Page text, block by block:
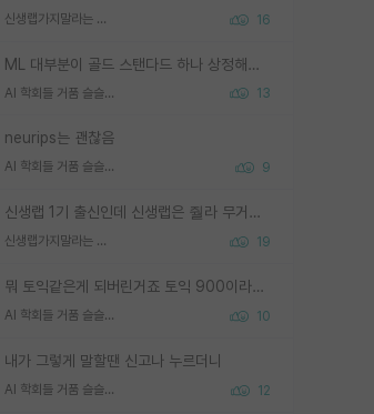
신생랩가지말라는 이유가 있었구나 16
ML 대부분이 골드 스탠다드 하나 상정해놓고 (벤치마크 데이터셋이 여러 개면 여러 개 상정) 그거 얼마나 잘 맞추나 싸움임 가끔 번뜩이는 설계 철학을 보여주는 논문들도 있지만 대부분 그거 성적 얼마나 더 올리느라에 혈안이 되어 있는 측면이 잇음
AI 학회들 거품 슬슬 지적이 나오네요 13
neurips는 괜찮음
AI 학회들 거품 슬슬 지적이 나오네요 9
신생랩 1기 출신인데 신생랩은 줠라 무거운 바벨 같은거임. 들면 대박인데 못들면 깔려 죽음. 아무도 알려주지 않는 환경에서 자생해야하지만, 일단 살아남았다면 그 어떤 사람보다 악착같고 생존력 높은 사람으로 거듭날 수 있음
신생랩가지말라는 이유가 있었구나 19
뭐 토익같은게 되버린거죠 토익 900이라고 영어잘하는건 아닙니다만 잘하는사람은 다 900을 넘는 그런
AI 학회들 거품 슬슬 지적이 나오네요 10
내가 그렇게 말할땐 신고나 누르더니
AI 학회들 거품 슬슬 지적이 나오네요 12